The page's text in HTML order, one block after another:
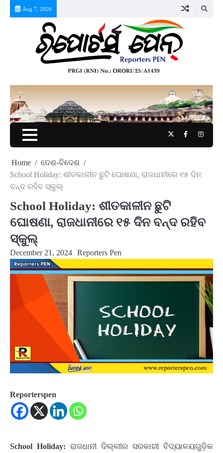
Aug 7, 2026
TwitterFacebook
Home
ଦେଶ-ବିଦେଶ
School Holiday: ଶୀତକାଳୀନ ଛୁଟି ଘୋଷଣା, ରାଜଧାନୀରେ ୧୫ ଦିନ
ବନ୍ଦ ରହିବ ସ୍କୁଲ୍
School Holiday: ଶୀତକାଳୀନ ଛୁଟି
ଘୋଷଣା, ରାଜଧାନୀରେ ୧୫ ଦିନ ବନ୍ଦ ରହିବ
ସ୍କୁଲ୍
December 21, 2024 Reporters Pen
Reporterspen
School Holiday: ରାଜଧାନୀ ଦିଲ୍ଲୀର ସରକାରୀ ବିଦ୍ୟାଳୟଗୁଡ଼ିକ